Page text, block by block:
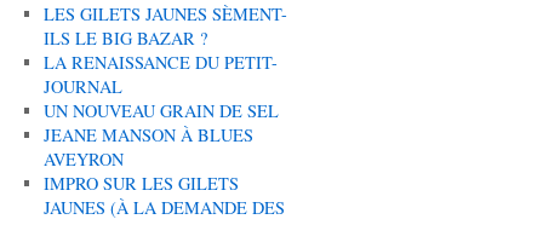
LES GILETS JAUNES SÈMENT-
ILS LE BIG BAZAR ?
LA RENAISSANCE DU PETIT-
JOURNAL
UN NOUVEAU GRAIN DE SEL
JEANE MANSON À BLUES
AVEYRON
IMPRO SUR LES GILETS
JAUNES (À LA DEMANDE DES